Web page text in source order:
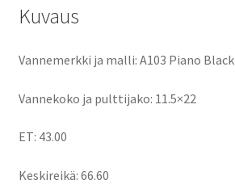
Kuvaus
Vannemerkki ja malli: A103 Piano Black
Vannekoko ja pulttijako: 11.5×22
ET: 43.00
Keskireikä: 66.60